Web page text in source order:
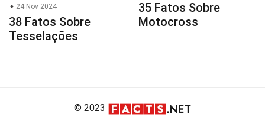
24 Nov 2024
38 Fatos Sobre
Tesselações
35 Fatos Sobre
Motocross
© 2023